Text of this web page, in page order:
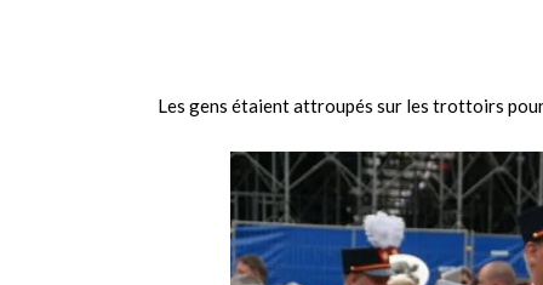
Les gens étaient attroupés sur les trottoirs